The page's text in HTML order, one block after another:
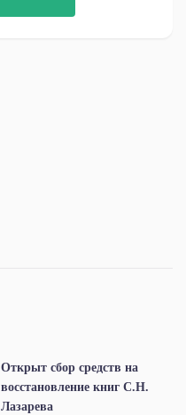
Открыт сбор средств на
восстановление книг С.Н.
Лазарева